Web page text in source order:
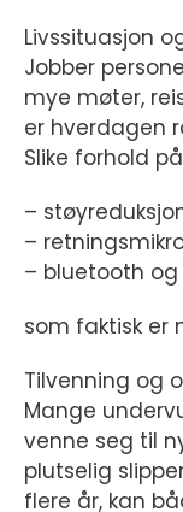
Livssituasjon
Jobber
mye møter,
er hverdagen
Slike forhold
–
–
– bluetooth
som faktisk er
Tilvenning og
Mange
venne seg til
plutselig
flere år, kan